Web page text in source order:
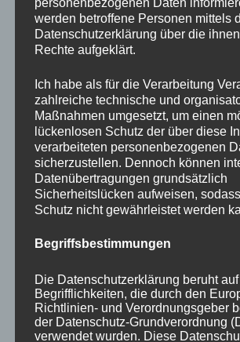
anzuwenden sind.
Koordinationsfunktion: Hierbei
Marketing als beratende Einheit auf
wie strategischen
Gesamtunternehmens,
Kennzahlensystemen oder
Markenauftritts. Die
des Regelkreises, da sie keine
Projektaufgabe darstellt, sondern
Controlling?
Im Strategischen Marketing geht es
personenbezogenen Daten
werden betroffene Personen mittels
Datenschutzerklärung über die
Rechte aufgeklärt.
Ich habe als für die Verarbeitung
zahlreiche technische und
Maßnahmen umgesetzt, um einen
lückenlosen Schutz der über diese
verarbeiteten personenbezogenen
sicherzustellen. Dennoch können
Datenübertragungen grundsätzlich
Sicherheitslücken aufweisen,
Schutz nicht gewährleistet werden
Begriffsbestimmungen
Die Datenschutzerklärung beruht
Begrifflichkeiten, die durch den
Richtlinien- und Verordnungsgeber
der Datenschutz-Grundverordnung
verwendet wurden. Diese